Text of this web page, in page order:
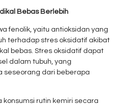
Bebas Berlebih
fenolik, yaitu antioksidan yang
terhadap stres oksidatif akibat
bebas. Stres oksidatif dapat
dalam tubuh, yang
seseorang dari beberapa
konsumsi rutin kemiri secara